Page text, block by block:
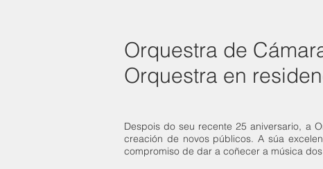
Orquestra de
Orquestra en
Despois do seu recente 25 aniversario, a
creación de novos públicos. A súa
compromiso de dar a coñecer a música